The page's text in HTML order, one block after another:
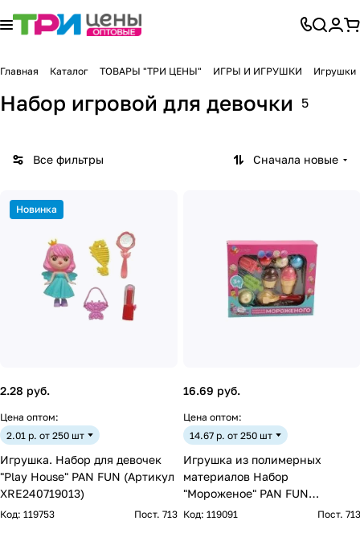
Главная Каталог ТОВАРЫ "ТРИ ЦЕНЫ" ИГРЫ И ИГРУШКИ Игрушки
Набор игровой для девочки 5
Все фильтры Сначала новые
Новинка
2.28 руб.
Цена оптом:
2.01 р. от 250 шт
Игрушка. Набор для девочек
"Play House" PAN FUN (Артикул
XRE240719013)
Код: 119753 Пост. 713
16.69 руб.
Цена оптом:
14.67 р. от 250 шт
Игрушка из полимерных
материалов Набор
"Мороженое" PAN FUN
(Артикул PD0218)
Код: 119091 Пост. 713